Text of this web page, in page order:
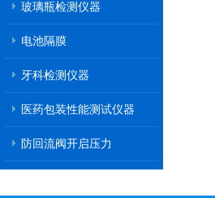
玻璃瓶检测仪器
电池隔膜
牙科检测仪器
医药包装性能测试仪器
防回流阀开启压力